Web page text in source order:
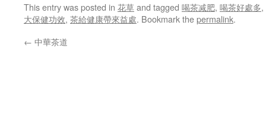
This entry was posted in 花草and tagged 喝茶减肥, 喝茶好處多,
大保健功效, 茶給健康帶來益處. Bookmark thepermalink.
← 中華茶道